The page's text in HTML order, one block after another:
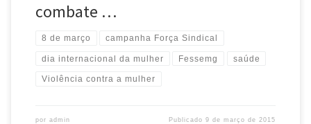
combate …
8 de março campanha Força Sindical
dia internacional da mulher Fessemg saúde
Violência contra a mulher
por admin Publicado9 de março de 2015